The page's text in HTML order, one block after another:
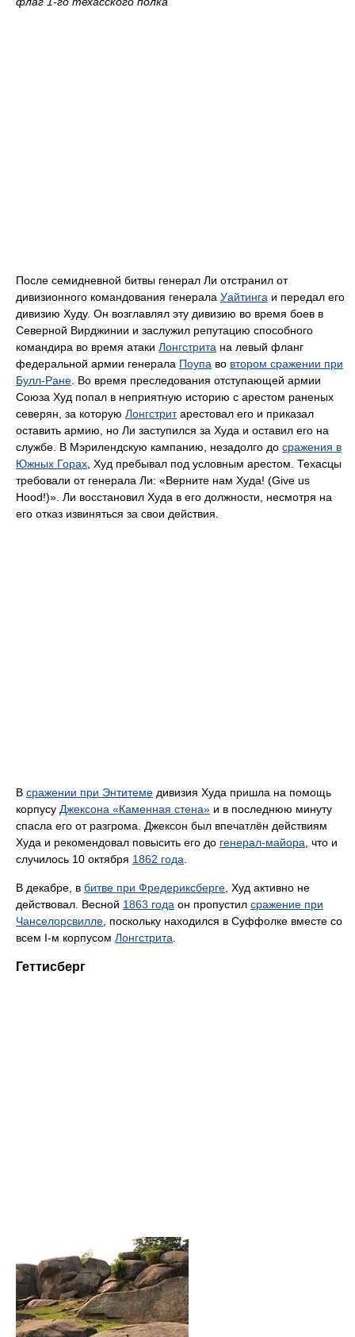
После семидневной битвы генерал Ли отстранил от
дивизионного командования генерала Уайтинга и передал его
дивизию Худу. Он возглавлял эту дивизию во время боев в
Северной Вирджинии и заслужил репутацию способного
командира во время атаки Лонгстрита на левый фланг
федеральной армии генерала Поупа во втором сражении при
Булл-Ране . Во время преследования отступающей армии
Союза Худ попал в неприятную историю с арестом раненых
северян, за которую Лонгстритарестовал его и приказал
оставить армию, но Ли заступился за Худа и оставил его на
службе. В Мэрилендскую кампанию, незадолго до сражения в
Южных Горах , Худ пребывал под условным арестом. Техасцы
требовали от генерала Ли: «Верните нам Худа! (Give us
Hood!)». Ли восстановил Худа в его должности, несмотря на
его отказ извиняться за свои действия.
В сражении при Энтитеме дивизия Худа пришла на помощь
корпусу Джексона «Каменная стена» и в последнюю минуту
спасла его от разгрома. Джексон был впечатлён действиям
Худа и рекомендовал повысить его до генерал-майора , что и
случилось 10 октября 1862 года
В декабре, в битве при Фредериксберге , Худ активно не
действовал. Весной 1863 года он пропустил сражение при
Чанселорсвилле , поскольку находился в Суффолке вместе со
всем I-м корпусом Лонгстрита
Геттисберг